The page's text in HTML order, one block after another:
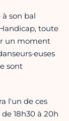
son bal
toute
un moment
sont
l'un de ces
18h30 à 20h